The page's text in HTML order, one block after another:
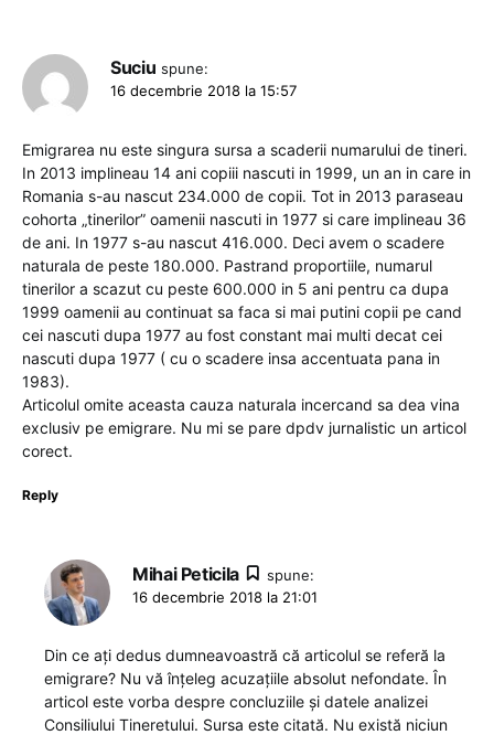
Suciu spune:
16 decembrie 2018 la 15:57
Emigrarea nu este singura sursa a scaderii numarului de tineri.
In 2013 implineau 14 ani copiii nascuti in 1999, un an in care in
Romania s-au nascut 234.000 de copii. Tot in 2013 paraseau
cohorta „tinerilor” oamenii nascuti in 1977 si care implineau 36
de ani. In 1977 s-au nascut 416.000. Deci avem o scadere
naturala de peste 180.000. Pastrand proportiile, numarul
tinerilor a scazut cu peste 600.000 in 5 ani pentru ca dupa
1999 oamenii au continuat sa faca si mai putini copii pe cand
cei nascuti dupa 1977 au fost constant mai multi decat cei
nascuti dupa 1977 ( cu o scadere insa accentuata pana in
1983).
Articolul omite aceasta cauza naturala incercand sa dea vina
exclusiv pe emigrare. Nu mi se pare dpdv jurnalistic un articol
corect.
Reply
Mihai Peticila
spune:
16 decembrie 2018 la 21:01
Din ce ați dedus dumneavoastră că articolul se referă la
emigrare? Nu vă înțeleg acuzațiile absolut nefondate. În
articol este vorba despre concluziile și datele analizei
Consiliului Tineretului. Sursa este citată. Nu există niciun